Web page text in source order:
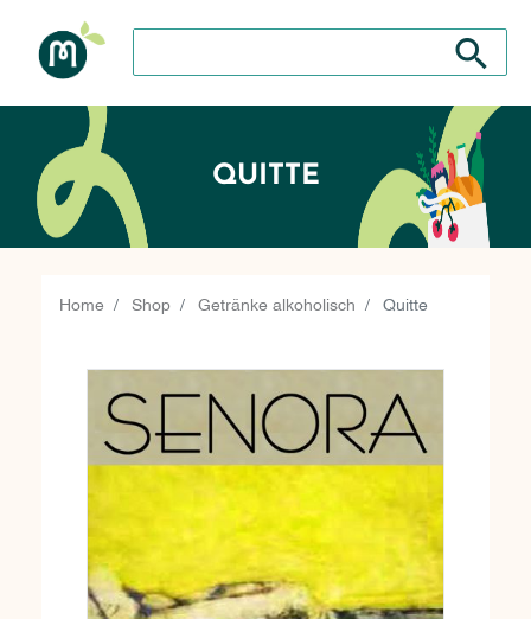
Search
QUITTE
Home Shop Getränke alkoholisch Quitte